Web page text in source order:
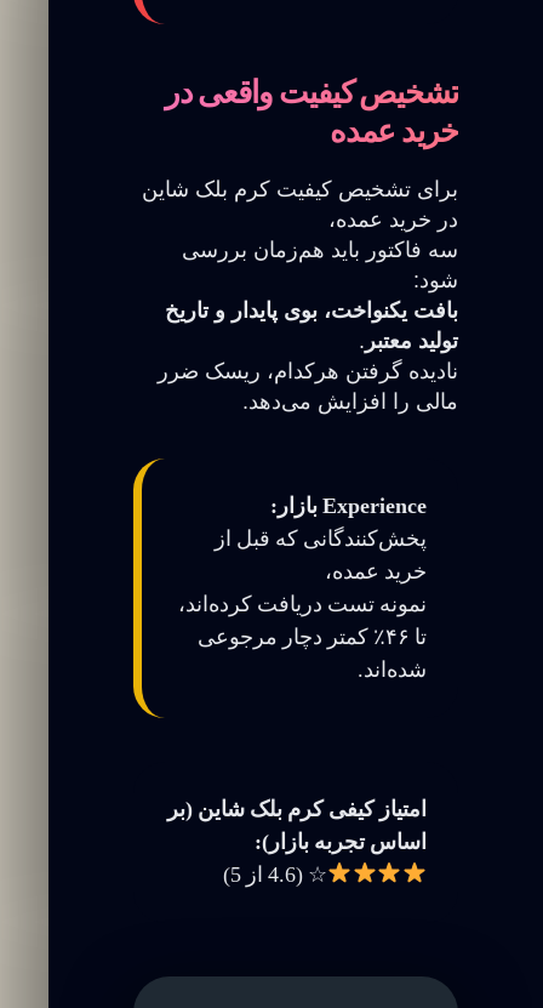
تشخیص کیفیت واقعی در
خرید عمده
برای تشخیص کیفیت کرم بلک شاین
در خرید عمده،
سه فاکتور باید هم‌زمان بررسی
شود:
بافت یکنواخت، بوی پایدار و تاریخ
تولید معتبر .
نادیده گرفتن هرکدام، ریسک ضرر
مالی را افزایش می‌دهد.
Experience بازار:
پخش‌کنندگانی که قبل از
خرید عمده،
نمونه تست دریافت کرده‌اند،
تا ۴۶٪ کمتر دچار مرجوعی
شده‌اند.
امتیاز کیفی کرم بلک شاین (بر
اساس تجربه بازار):
☆ (4.6 از 5)